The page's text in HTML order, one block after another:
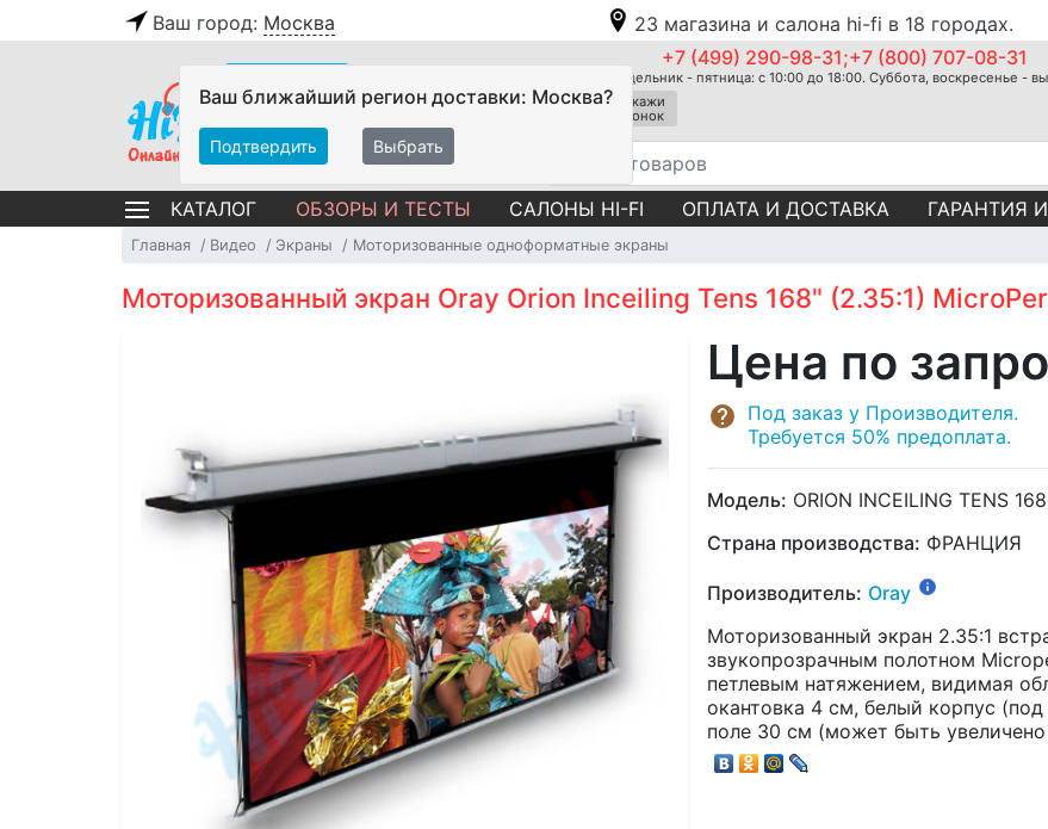
Ваш город: Москва 23 магазина и салона hi-fi в 18 городах.
Ваш ближайший регион доставки: Москва?
Подтвердить Выбрать
+7 (499) 290-98-31;+7 (800) 707-08-31
Понедельник - пятница: с 10:00 до 18:00. Суббота, воскресенье -
Закажи
звонок
КАТАЛОГ ОБЗОРЫ И ТЕСТЫ САЛОНЫ HI-FI ОПЛАТА И ДОСТАВКА ГАРАНТИЯ
Главная Видео Экраны Моторизованные одноформатные экраны
Моторизованный экран Oray Orion Inceiling Tens 168" (2.35:1)
Цена по
Под заказ у Производителя.
Требуется 50% предоплата.
Модель: ORION INCEILING TENS
Страна производства: ФРАНЦИЯ
Производитель: Oray
Моторизованный экран 2.35:1
звукопрозрачным полотном
петлевым натяжением, видимая
окантовка 4 см, белый корпус
поле 30 см (может быть